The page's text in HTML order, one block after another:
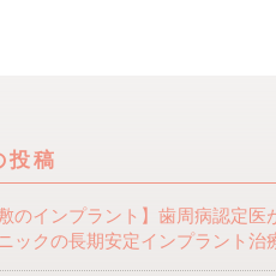
投稿
敷のインプラント】歯周病認定
ックの長期安定インプラント治